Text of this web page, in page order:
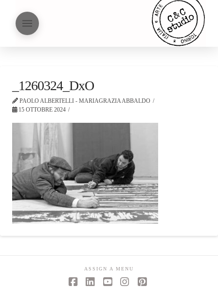
_1260324_DxO
PAOLO ALBERTELLI - MARIAGRAZIA ABBALDO
15 OTTOBRE 2024
ASSIGN A MENU